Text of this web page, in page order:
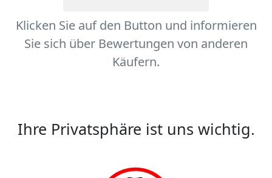
Klicken Sie auf den Button und informieren
Sie sich über Bewertungen von anderen
Käufern.
Ihre Privatsphäre ist uns wichtig.